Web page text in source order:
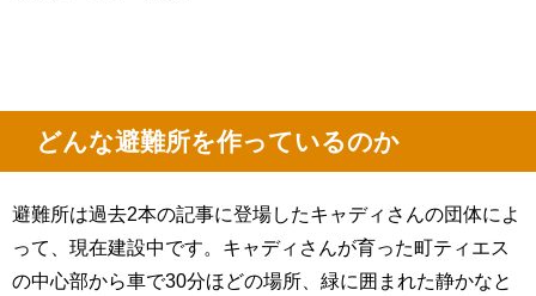
どんな避難所を作っているのか
避難所は過去2本の記事に登場したキャディさんの団体によ
って、現在建設中です。キャディさんが育った町ティエス
の中心部から車で30分ほどの場所、緑に囲まれた静かなと